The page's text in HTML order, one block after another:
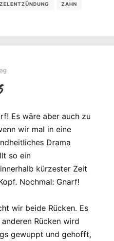
ZAHN
Es wäre aber auch zu
wir mal in eine
Drama
so ein
kürzester Zeit
Nochmal: Gnarf!
wir beide Rücken. Es
Rücken wird
gewuppt und gehofft,